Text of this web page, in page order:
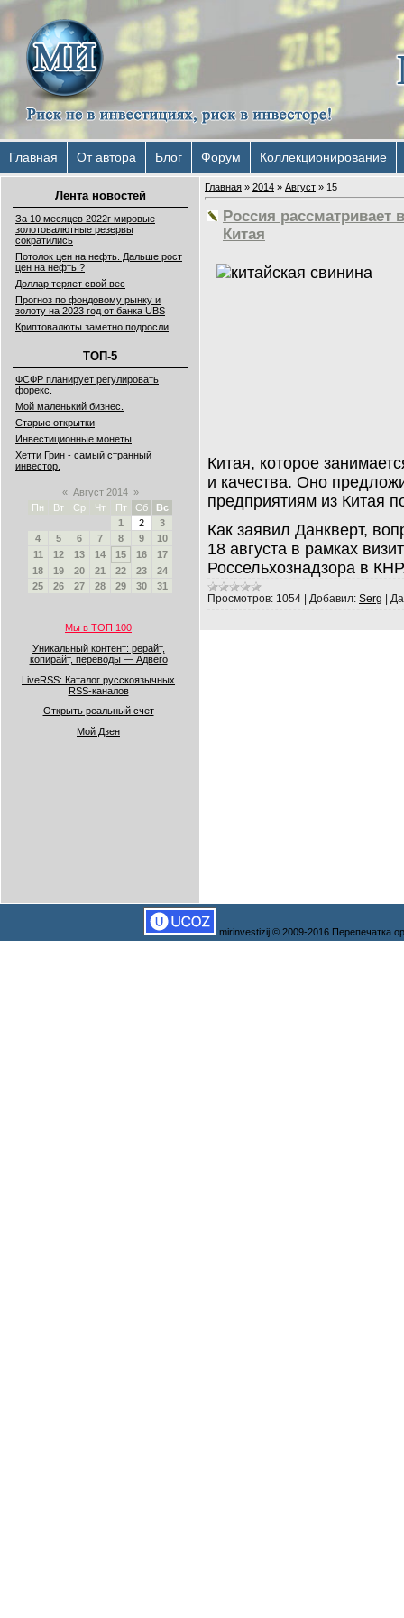
Главная От автора Блог Форум Коллекционирование
Лента новостей
За 10 месяцев 2022г мировые
золотовалютные резервы
сократились
Потолок цен на нефть. Дальше рост
цен на нефть ?
Доллар теряет свой вес
Прогноз по фондовому рынку и
золоту на 2023 год от банка UBS
Криптовалюты заметно подросли
ТОП-5
ФСФР планирует регулировать
форекс.
Мой маленький бизнес.
Старые открытки
Инвестиционные монеты
Хетти Грин - самый странный
инвестор.
« Август 2014 »
Пн
Вт Ср Чт Пт Сб
Вс
1
2
3
4
5 6 7 8 9
10
11
12 13 14 15 16
17
18
19 20 21 22 23
24
25
26 27 28 29 30 31
Мы в ТОП 100
Уникальный контент: рерайт,
копирайт, переводы — Адвего
LiveRSS: Каталог русскоязычных
RSS-каналов
Открыть реальный счет
Мой Дзен
Главная » 2014 » Август » 15
Россия рассматривает
Китая
Китая, которое
и качества. Оно
предприятиям из Китая
Как заявил Данкверт,
18 августа в рамках
Россельхознадзора в
Просмотров: 1054 | Добавил: Serg |
mirinvestizij © 2009-2016 Перепечатка